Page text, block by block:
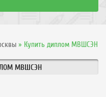
» Купить диплом МВШСЭН
МВШСЭН